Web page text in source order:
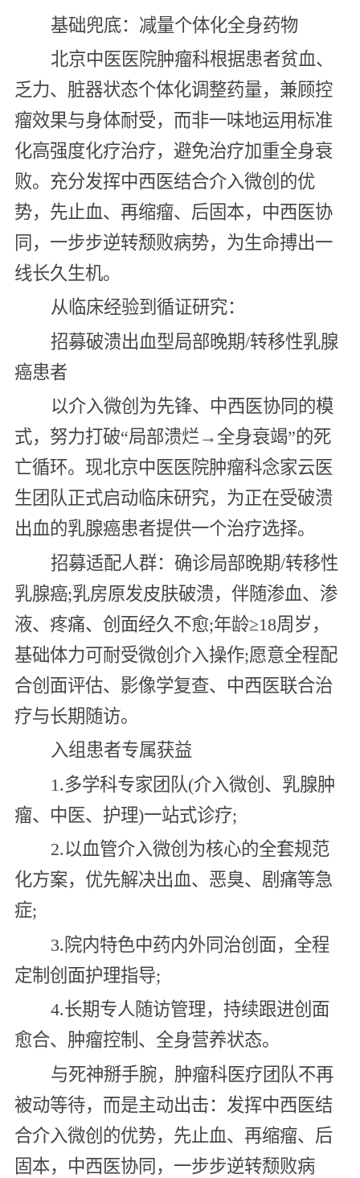
基础兜底：减量个体化全身药物
北京中医医院肿瘤科根据患者贫血、
乏力、脏器状态个体化调整药量，兼顾控
瘤效果与身体耐受，而非一味地运用标准
化高强度化疗治疗，避免治疗加重全身衰
败。充分发挥中西医结合介入微创的优
势，先止血、再缩瘤、后固本，中西医协
同，一步步逆转颓败病势，为生命搏出一
线长久生机。
从临床经验到循证研究：
招募破溃出血型局部晚期/转移性乳腺
癌患者
以介入微创为先锋、中西医协同的模
式，努力打破“局部溃烂→全身衰竭”的死
亡循环。现北京中医医院肿瘤科念家云医
生团队正式启动临床研究，为正在受破溃
出血的乳腺癌患者提供一个治疗选择。
招募适配人群：确诊局部晚期/转移性
乳腺癌;乳房原发皮肤破溃，伴随渗血、渗
液、疼痛、创面经久不愈;年龄≥18周岁，
基础体力可耐受微创介入操作;愿意全程配
合创面评估、影像学复查、中西医联合治
疗与长期随访。
入组患者专属获益
1.多学科专家团队(介入微创、乳腺肿
瘤、中医、护理)一站式诊疗;
2.以血管介入微创为核心的全套规范
化方案，优先解决出血、恶臭、剧痛等急
症;
3.院内特色中药内外同治创面，全程
定制创面护理指导;
4.长期专人随访管理，持续跟进创面
愈合、肿瘤控制、全身营养状态。
与死神掰手腕，肿瘤科医疗团队不再
被动等待，而是主动出击：发挥中西医结
合介入微创的优势，先止血、再缩瘤、后
固本，中西医协同，一步步逆转颓败病